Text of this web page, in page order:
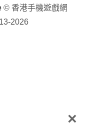
×
© 香港手機遊戲網
2026